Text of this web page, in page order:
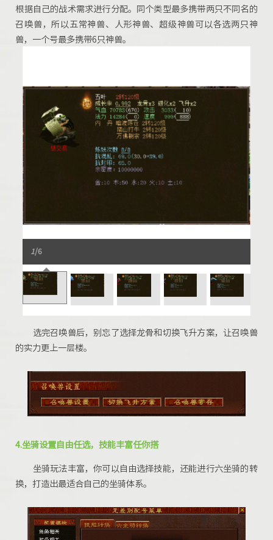
根据自己的战术需求进行分配。 同个类型最多携带两只不同名的
召唤兽，所以五常神兽、人形神兽、超级神兽可以各选两只神
兽，一个号最多携带6只神兽。
1/6
选完召唤兽后，别忘了选择龙骨和切换飞升方案，让召唤兽
的实力更上一层楼。
4.坐骑设置自由任选，技能丰富任你搭
坐骑玩法丰富，你可以自由选择技能，还能进行六坐骑的转
换，打造出最适合自己的坐骑体系。